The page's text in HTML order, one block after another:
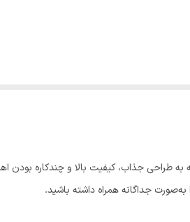
جداگانه همراه داشته باشید.